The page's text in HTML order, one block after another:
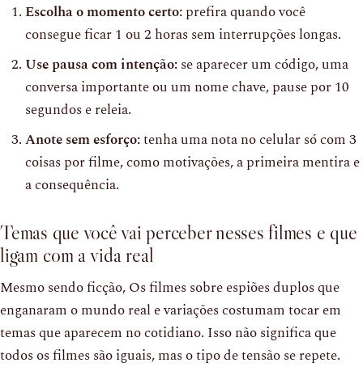
Escolha o momento certo:prefira quando você
consegue ficar 1 ou 2 horas sem interrupções longas.
Use pausa com intenção:se aparecer um código, uma
conversa importante ou um nome chave, pause por 10
segundos e releia.
Anote sem esforço:tenha uma nota no celular só com 3
coisas por filme, como motivações, a primeira mentira e
a consequência.
Temas que você vai perceber nesses filmes e que
ligam com a vida real
Mesmo sendo ficção, Os filmes sobre espiões duplos que
enganaram o mundo real e variações costumam tocar em
temas que aparecem no cotidiano. Isso não significa que
todos os filmes são iguais, mas o tipo de tensão se repete.